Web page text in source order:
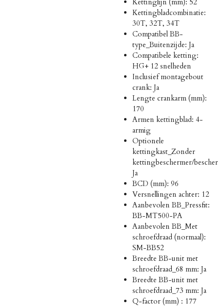
Kettinglijn (mm): 52
Kettingbladcombinatie:
30T, 32T, 34T
Compatibel BB-
type_Buitenzijde: Ja
Compatibele ketting:
HG+ 12 snelheden
Inclusief montagebout
crank: Ja
Lengte crankarm (mm):
170
Armen kettingblad: 4-
armig
Optionele
kettingkast_Zonder
kettingbeschermer/
Ja
BCD (mm): 96
Versnellingen achter: 12
Aanbevolen BB_Pressfit:
BB-MT500-PA
Aanbevolen BB_Met
schroefdraad (normaal):
SM-BB52
Breedte BB-unit met
schroefdraad_68 mm: Ja
Breedte BB-unit met
schroefdraad_73 mm: Ja
Q-factor (mm) : 177